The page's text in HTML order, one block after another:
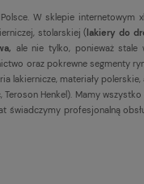
W sklepie internetowym
stolarskiej (lakiery do
ale nie tylko, ponieważ stale
oraz pokrewne segmenty
lakiernicze, materiały polerskie,
Henkel). Mamy
profesjonalną